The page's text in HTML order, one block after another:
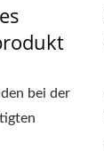
bei der